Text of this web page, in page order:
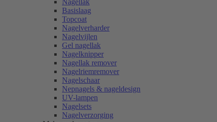
Nagellak
Basislaag
Topcoat
Nagelverharder
Nagelvijlen
Gel nagellak
Nagelknipper
Nagellak remover
Nagelriemremover
Nagelschaar
Nepnagels & nageldesign
UV-lampen
Nagelsets
Nagelverzorging